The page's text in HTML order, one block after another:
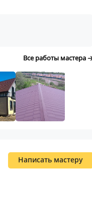
Все работы мастера
Написать мастеру